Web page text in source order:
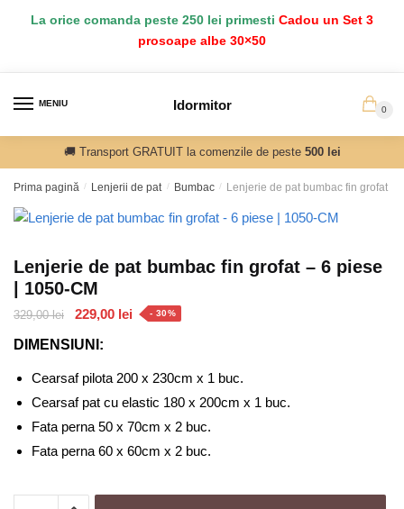
La orice comanda peste 250 lei primesti Cadou un Set 3
prosoape albe 30×50
MENIU Idormitor 0
🚚 Transport GRATUIT la comenzile de peste 500 lei
Prima pagină / Lenjerii de pat / Bumbac / Lenjerie de pat bumbac fin grofat –
Lenjerie de pat bumbac fin grofat – 6 piese
| 1050-CM
329,00lei
Prețul
a
fost:
329,00 lei.
229,00 lei Prețul
229,00 lei.
- 30%
DIMENSIUNI:
Cearsaf pilota 200 x 230cm x 1 buc.
Cearsaf pat cu elastic 180 x 200cm x 1 buc.
Fata perna 50 x 70cm x 2 buc.
Fata perna 60 x 60cm x 2 buc.